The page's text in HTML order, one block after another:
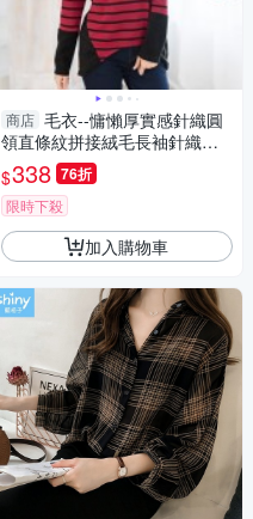
商店 毛衣--慵懶厚實感針織圓
領直條紋拼接絨毛長袖針織上
衣(黑.紅XL-5L)-X210眼圈熊中
大尺碼
$338 76折
限時下殺
加入購物車